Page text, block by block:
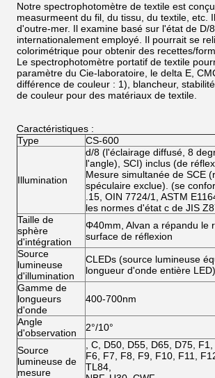
Notre spectrophotomètre de textile est
measurmeent du fil, du tissu, du textile, etc.
d'outre-mer. Il examine basé sur l'état de D/
internationalement employé. Il pourrait se
colorimétrique pour obtenir des recettes/
Le spectrophotomètre portatif de textile
paramètre du Cie-laboratoire, le delta E,
différence de couleur : 1), blancheur,
de couleur pour des matériaux de textile.
Caractéristiques :
Type
CS-600
Illumination
d/8 (l'éclairage diffusé, 8
l'angle), SCI) inclus (de
Mesure simultanée de SCE
spéculaire exclue). (se
.15, OIN 7724/1, ASTM
les normes d'état c de JIS
Taille de
sphère
d'intégration
Φ40mm, Alvan a répandu le
surface de réflexion
Source
lumineuse
d'illumination
CLEDs (source lumineuse
longueur d'onde entière LED)
Gamme de
longueurs
d'onde
400-700nm
Angle
d'observation
2°/10°
Source
lumineuse de
mesure
, C, D50, D55, D65, D75,
F6, F7, F8, F9, F10, F11,
TL84,